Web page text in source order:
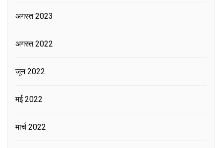
अगस्त 2023
अगस्त 2022
जून 2022
मई 2022
मार्च 2022